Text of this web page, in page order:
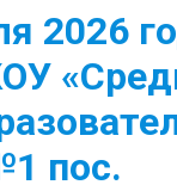
2026
пос.